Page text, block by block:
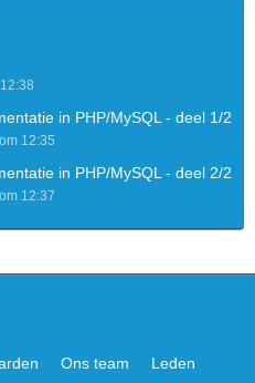
in PHP/MySQL - deel 1/2
12:35
in PHP/MySQL - deel 2/2
12:37
Ons team Leden